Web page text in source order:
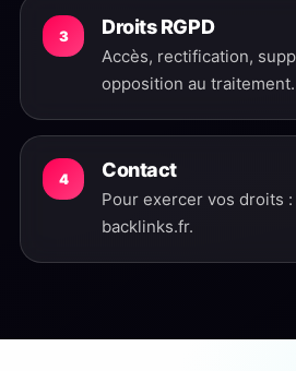
3 Droits RGPD
Accès, rectification,
opposition au traitement.
4 Contact
Pour exercer vos droits
backlinks.fr.